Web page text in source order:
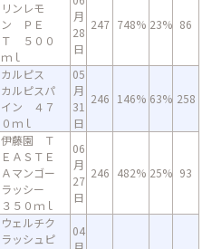
リンレモ
ン ＰＥ
Ｔ ５００
ｍｌ
月
28
日
247 748% 23% 86
カルピス
カルピスパ
イン ４７
０ｍｌ
05
月
31
日
246 146% 63% 258
伊藤園 Ｔ
ＥＡＳＴＥ
Ａマンゴー
ラッシー
３５０ｍｌ
06
月
27
日
246 482% 25% 93
ウェルチク
ラッシュピ
04